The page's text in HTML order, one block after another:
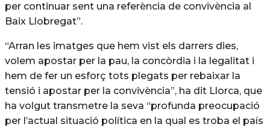
per continuar sent una referència de convivència al
Baix Llobregat”.
“Arran les imatges que hem vist els darrers dies,
volem apostar per la pau, la concòrdia i la legalitat i
hem de fer un esforç tots plegats per rebaixar la
tensió i apostar per la convivència”, ha dit Llorca, que
ha volgut transmetre la seva “profunda preocupació
per l’actual situació política en la qual es troba el país